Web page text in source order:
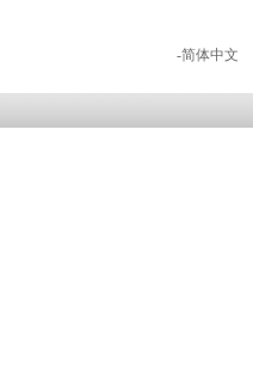
-简体中文